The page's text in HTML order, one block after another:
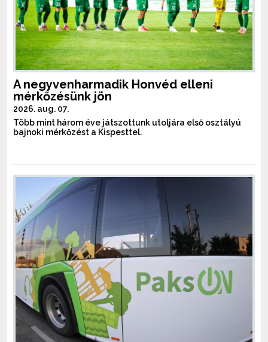
A negyvenharmadik Honvéd elleni
mérkőzésünk jön
2026. aug. 07.
Több mint három éve játszottunk utoljára első osztályú
bajnoki mérkőzést a Kispesttel.